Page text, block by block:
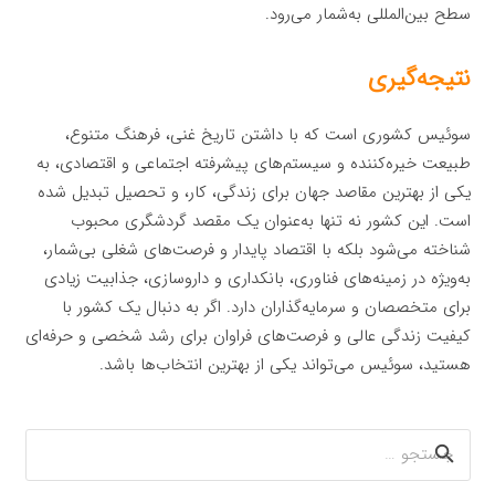
سطح بین‌المللی به‌شمار می‌رود.
نتیجه‌گیری
سوئیس کشوری است که با داشتن تاریخ غنی، فرهنگ متنوع،
طبیعت خیره‌کننده و سیستم‌های پیشرفته اجتماعی و اقتصادی، به
یکی از بهترین مقاصد جهان برای زندگی، کار، و تحصیل تبدیل شده
است. این کشور نه تنها به‌عنوان یک مقصد گردشگری محبوب
شناخته می‌شود بلکه با اقتصاد پایدار و فرصت‌های شغلی بی‌شمار،
به‌ویژه در زمینه‌های فناوری، بانکداری و داروسازی، جذابیت زیادی
برای متخصصان و سرمایه‌گذاران دارد. اگر به دنبال یک کشور با
کیفیت زندگی عالی و فرصت‌های فراوان برای رشد شخصی و حرفه‌ای
هستید، سوئیس می‌تواند یکی از بهترین انتخاب‌ها باشد.
جستجو
برای: